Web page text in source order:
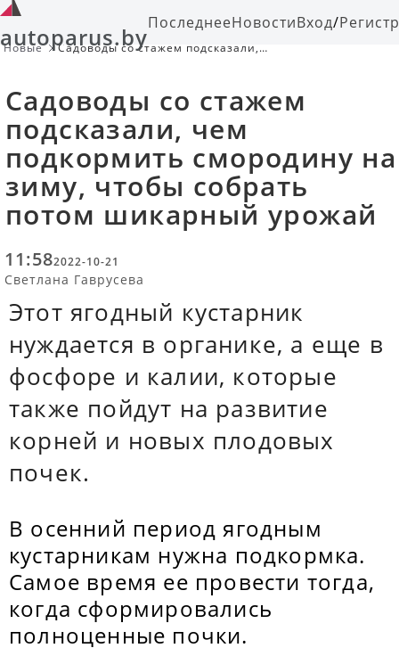
autoparus.byПоследнееНовостиВход/
Новые
Садоводы со стажем подсказали,
шикарный урожай
Садоводы со стажем
подсказали, чем
подкормить смородину на
зиму, чтобы собрать
потом шикарный урожай
11:582022-10-21
Светлана Гаврусева
Этот ягодный кустарник
нуждается в органике, а еще в
фосфоре и калии, которые
также пойдут на развитие
корней и новых плодовых
почек.
В осенний период ягодным
кустарникам нужна подкормка.
Самое время ее провести тогда,
когда сформировались
полноценные почки.